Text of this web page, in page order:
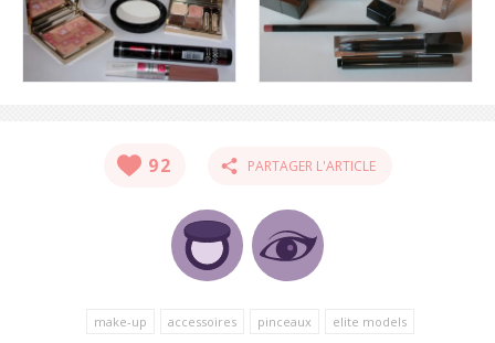
92 PARTAGER L'ARTICLE
make-up accessoires pinceaux elite models